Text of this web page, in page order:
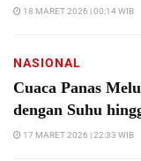
18 MARET 2026 | 00:14 WIB
NASIONAL
Cuaca Panas
dengan Suhu
17 MARET 2026 | 22:33 WIB